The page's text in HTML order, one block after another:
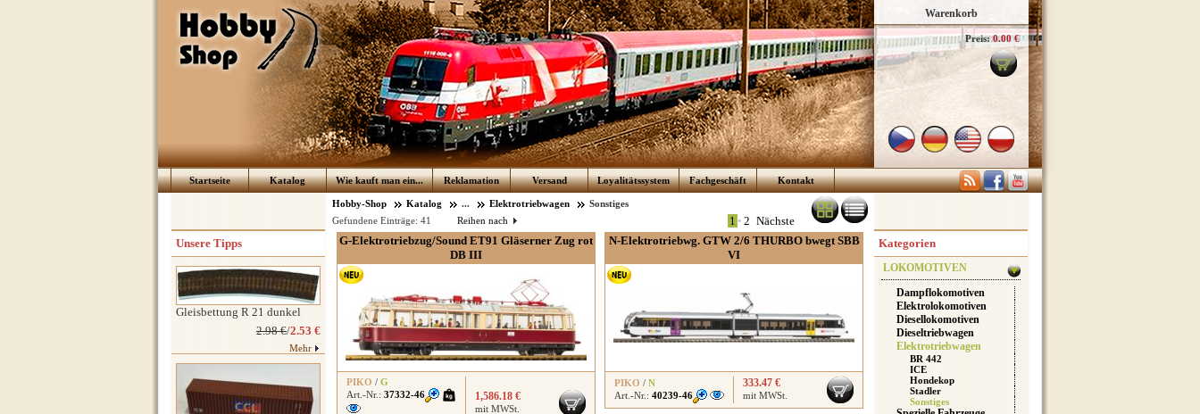
Warenkorb
Preis: 0.00 €
Startseite Katalog Wie kauft man ein... Reklamation Versand Loyalitätssystem Fachgeschäft Kontakt
Hobby-Shop Katalog ... Elektrotriebwagen
Sonstiges
Reihen nach
Gefundene Einträge: 41 1 • 2 Nächste
G-Elektrotriebzug/Sound ET91 Gläserner Zug rot
DB III
PIKO / G
Art.-Nr.: 37332-46 1,586.18 €
mit MWSt.
N-Elektrotriebwg. GTW 2/6 THURBO bwegt SBB
VI
PIKO / N
Art.-Nr.: 40239-46
333.47 €
mit MWSt.
Unsere Tipps
Gleisbettung R 21 dunkel
2.98 €/2.53 €
Mehr
Kategorien
LOKOMOTIVEN
Dampflokomotiven
Elektrolokomotiven
Diesellokomotiven
Dieseltriebwagen
Elektrotriebwagen
BR 442
ICE
Hondekop
Stadler
Sonstiges